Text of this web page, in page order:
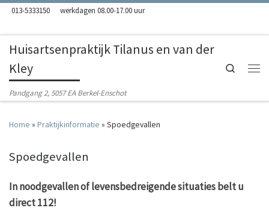
Skip to content
013-5333150 werkdagen 08.00-17.00 uur
Huisartsenpraktijk Tilanus en van der
Kley
Pandgang 2, 5057 EA Berkel-Enschot
Search
Home » Praktijkinformatie » Spoedgevallen
Spoedgevallen
In noodgevallen of levensbedreigende situaties belt u
direct 112!